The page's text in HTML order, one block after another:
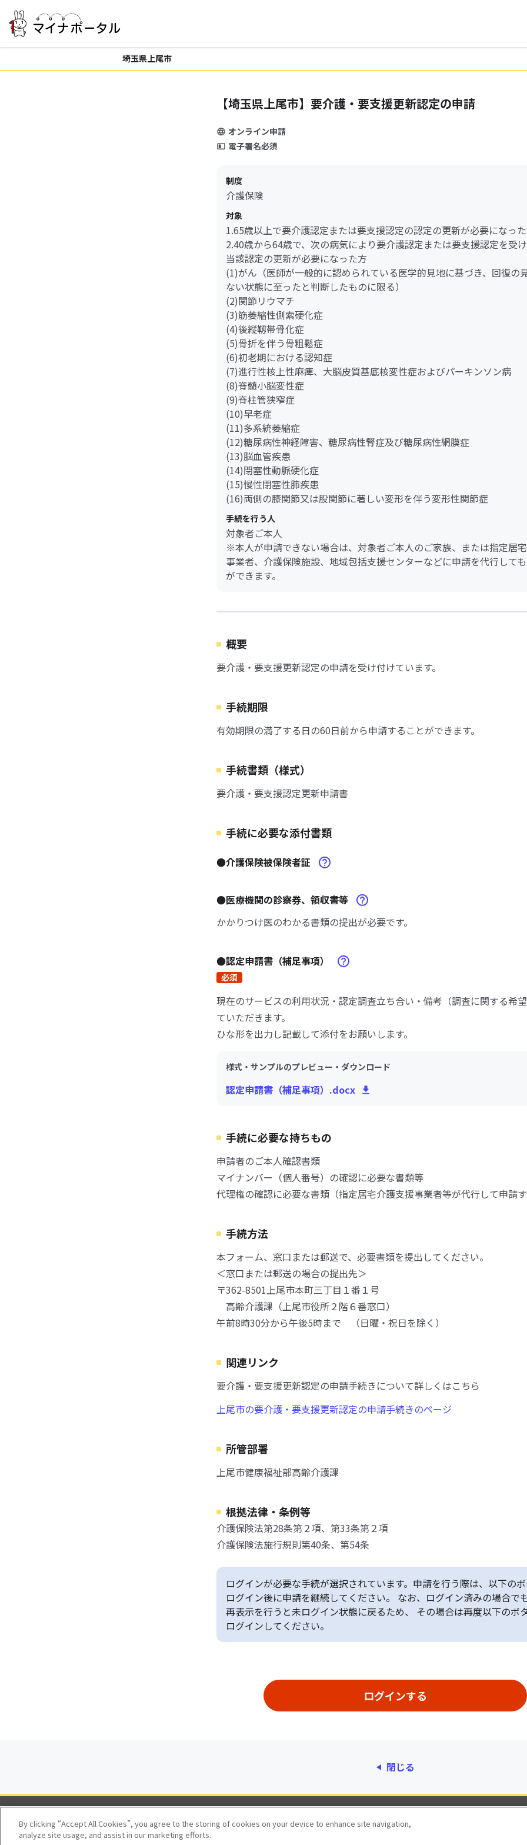
埼玉県上尾市
【埼玉県上尾市】要介護・要支援更新認定の申請
オンライン申請
電子署名必須
制度
介護保険
対象
1.65歳以上で要介護認定または要支援認定の認定の更新が必要になっ
2.40歳から64歳で、次の病気により要介護認定または要支援認定を受
当該認定の更新が必要になった方
(1)がん（医師が一般的に認められている医学的見地に基づき、回復の
ない状態に至ったと判断したものに限る）
(2)関節リウマチ
(3)筋萎縮性側索硬化症
(4)後縦靱帯骨化症
(5)骨折を伴う骨粗鬆症
(6)初老期における認知症
(7)進行性核上性麻痺、大脳皮質基底核変性症およびパーキンソン病
(8)脊髄小脳変性症
(9)脊柱管狭窄症
(10)早老症
(11)多系統萎縮症
(12)糖尿病性神経障害、糖尿病性腎症及び糖尿病性網膜症
(13)脳血管疾患
(14)閉塞性動脈硬化症
(15)慢性閉塞性肺疾患
(16)両側の膝関節又は股関節に著しい変形を伴う変形性関節症
手続を行う人
対象者ご本人
※本人が申請できない場合は、対象者ご本人のご家族、または指定居
事業者、介護保険施設、地域包括支援センターなどに申請を代行して
ができます。
概要
要介護・要支援更新認定の申請を受け付けています。
手続期限
有効期限の満了する日の60日前から申請することができます。
手続書類（様式）
要介護・要支援認定更新申請書
手続に必要な添付書類
●介護保険被保険者証
●医療機関の診察券、領収書等
かかりつけ医のわかる書類の提出が必要です。
●認定申請書（補足事項）
必須
現在のサービスの利用状況・認定調査立ち合い・備考（調査に関する希
ていただきます。
ひな形を出力し記載して添付をお願いします。
様式・サンプルのプレビュー・ダウンロード
認定申請書（補足事項）.docx
手続に必要な持ちもの
申請者のご本人確認書類
マイナンバー（個人番号）の確認に必要な書類等
代理権の確認に必要な書類（指定居宅介護支援事業者等が代行して申請
手続方法
本フォーム、窓口または郵送で、必要書類を提出してください。
＜窓口または郵送の場合の提出先＞
〒362-8501上尾市本町三丁目１番１号
高齢介護課（上尾市役所２階６番窓口）
午前8時30分から午後5時まで （日曜・祝日を除く）
関連リンク
要介護・要支援更新認定の申請手続きについて詳しくはこちら
上尾市の要介護・要支援更新認定の申請手続きのページ
所管部署
上尾市健康福祉部高齢介護課
根拠法律・条例等
介護保険法第28条第２項、第33条第２項
介護保険法施行規則第40条、第54条
ログインが必要な手続が選択されています。申請を行う際は、以下の
ログイン後に申請を継続してください。 なお、ログイン済みの場合で
再表示を行うと未ログイン状態に戻るため、 その場合は再度以下のボ
ログインしてください。
閉じる
動作環境 個人情報保護 利用規約 アクセシ
By clicking “Accept All Cookies”, you agree to the storing of cookies on your device to enhance site navigation,
analyze site usage, and assist in our marketing efforts.